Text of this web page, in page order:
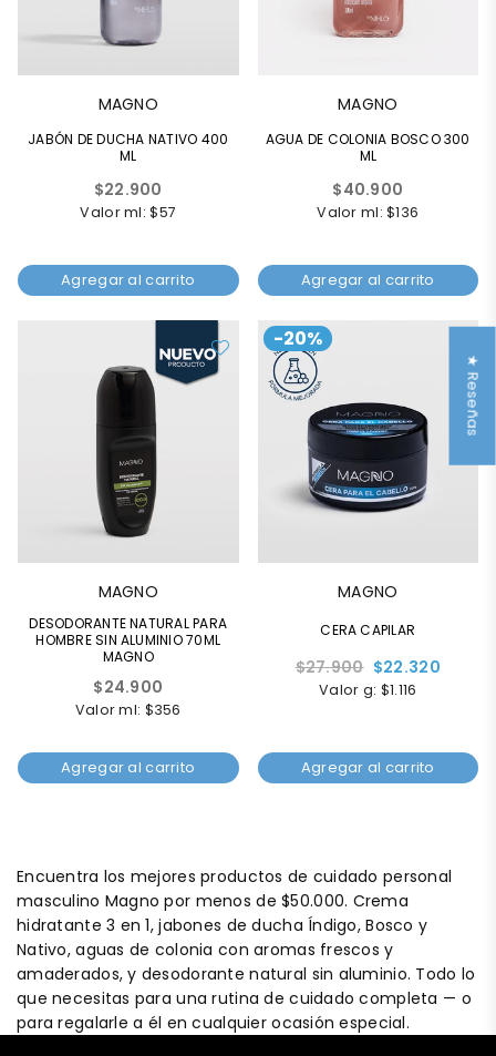
MAGNO
JABÓN DE DUCHA NATIVO 400
ML
Precio
habitual
$22.900
Valor ml: $57
Agregar al carrito
MAGNO
AGUA DE COLONIA BOSCO 300
ML
Precio
habitual
$40.900
Valor ml: $136
Agregar al carrito
MAGNO
DESODORANTE NATURAL PARA
HOMBRE SIN ALUMINIO 70ML
MAGNO
Precio
habitual
$24.900
Valor ml: $356
Agregar al carrito
-20%
MAGNO
CERA CAPILAR
Precio
habitual
$27.900 $22.320
Valor g: $1.116
Agregar al carrito
Encuentra los mejores productos de cuidado personal
masculino Magno por menos de $50.000. Crema
hidratante 3 en 1, jabones de ducha Índigo, Bosco y
Nativo, aguas de colonia con aromas frescos y
amaderados, y desodorante natural sin aluminio. Todo lo
que necesitas para una rutina de cuidado completa — o
para regalarle a él en cualquier ocasión especial.
★ Reseñas